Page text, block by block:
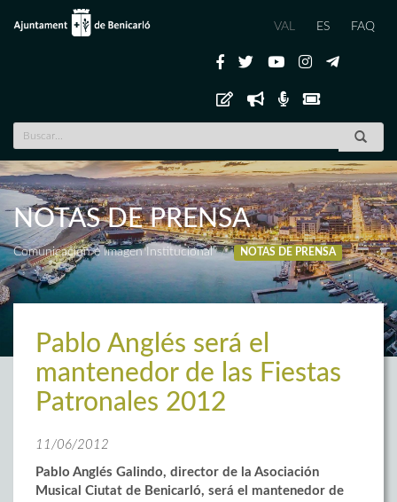
VAL ES FAQ
NOTAS DE PRENSA
Comunicación e Imagen Institucional NOTAS DE PRENSA
Pablo Anglés será el
mantenedor de las Fiestas
Patronales 2012
11/06/2012
Pablo Anglés Galindo, director de la Asociación
Musical Ciutat de Benicarló, será el mantenedor de